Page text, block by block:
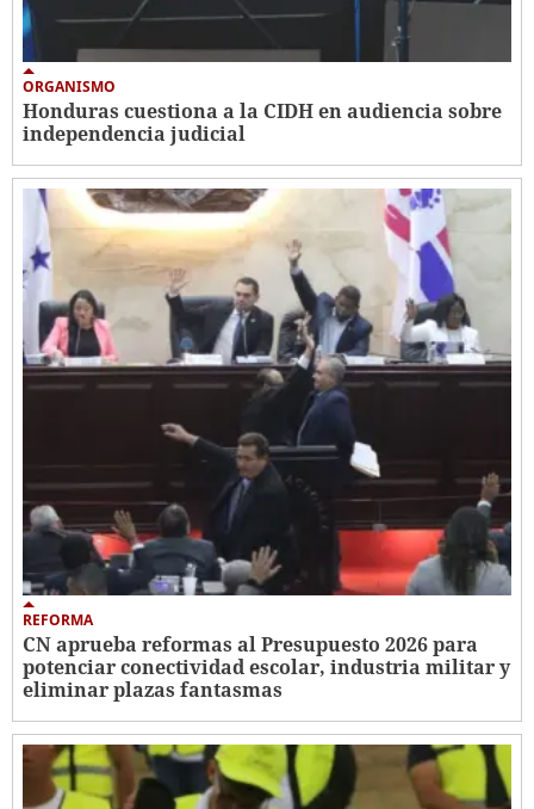
ORGANISMO
Honduras cuestiona a la CIDH en audiencia sobre
independencia judicial
REFORMA
CN aprueba reformas al Presupuesto 2026 para
potenciar conectividad escolar, industria militar y
eliminar plazas fantasmas